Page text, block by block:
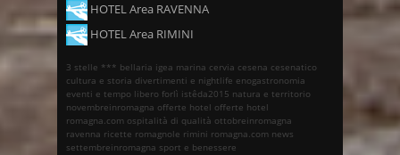
HOTEL Area RAVENNA
HOTEL Area RIMINI
3 stelle *** bellaria igea marina cervia cesena cesenatico
cultura e storia divertimenti e nightlife enogastronomia
eventi e tempo libero forlì istêda2015 natura e territorio
novembreinromagna offerte hotel offerte hotel
romagna.com ospitalità di qualità ottobreinromagna
ravenna ricette romagnole rimini romagna.com news
settembreinromagna sport e benessere